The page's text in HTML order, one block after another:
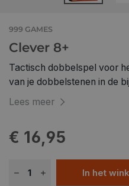
999 GAMES
Clever 8+
Tactisch dobbelspel voor
van je dobbelstenen in de
categorie levert op een
tot het einde!
Lees meer
€ 16,95
In het